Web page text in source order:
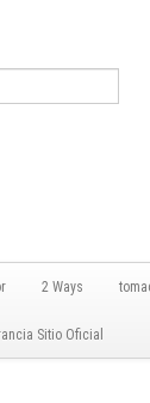
2 Ways
Sitio Oficial